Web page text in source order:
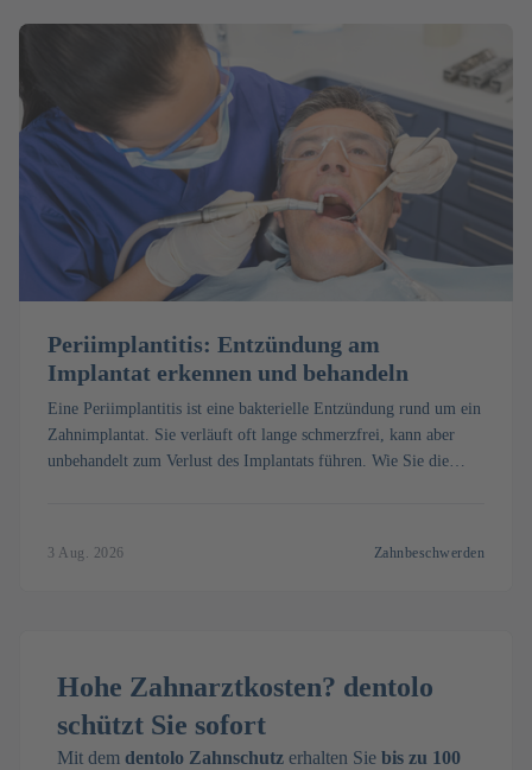
Periimplantitis: Entzündung am
Implantat erkennen und behandeln
Eine Periimplantitis ist eine bakterielle Entzündung rund um ein
Zahnimplantat. Sie verläuft oft lange schmerzfrei, kann aber
unbehandelt zum Verlust des Implantats führen. Wie Sie die
3 Aug. 2026 Zahnbeschwerden
Hohe Zahnarztkosten? dentolo
schützt Sie sofort
Mit dem dentolo Zahnschutz erhalten Sie bis zu 100